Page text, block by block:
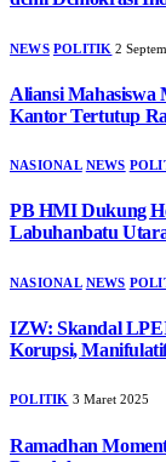
NEWS POLITIK 2
Aliansi Mahasiswa
Kantor Tertutup
NASIONAL NEWS
PB HMI Dukung
Labuhanbatu
NASIONAL NEWS
IZW: Skandal
Korupsi,
POLITIK 3 Maret 2025
Ramadhan